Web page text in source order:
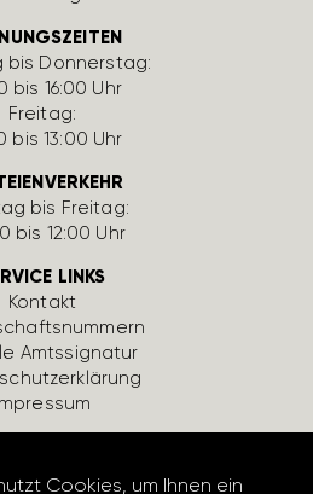
Cookies, um Ihnen ein
bis Donnerstag:
bis 16:00 Uhr
Freitag:
bis 13:00 Uhr
bis Freitag:
bis 12:00 Uhr
LINKS
Kontakt
Amts­si­gnatur